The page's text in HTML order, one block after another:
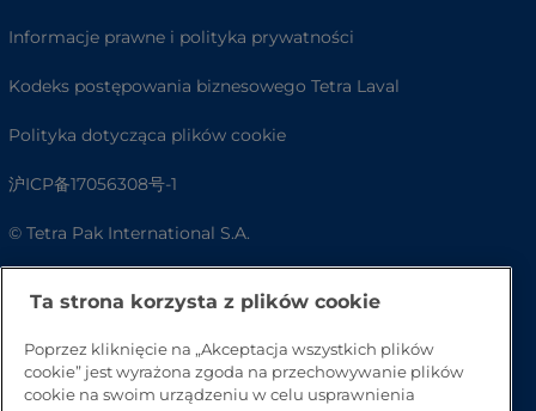
Informacje prawne i polityka prywatności
Kodeks postępowania biznesowego Tetra Laval
Polityka dotycząca plików cookie
沪ICP备17056308号-1
© Tetra Pak International S.A.
Ta strona korzysta z plików cookie
Poprzez kliknięcie na „Akceptacja wszystkich plików
cookie” jest wyrażona zgoda na przechowywanie plików
cookie na swoim urządzeniu w celu usprawnienia